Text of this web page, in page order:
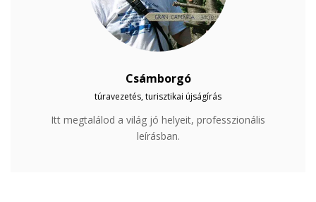
Csámborgó
túravezetés, turisztikai újságírás
Itt megtalálod a világ jó helyeit, professzionális
leírásban.